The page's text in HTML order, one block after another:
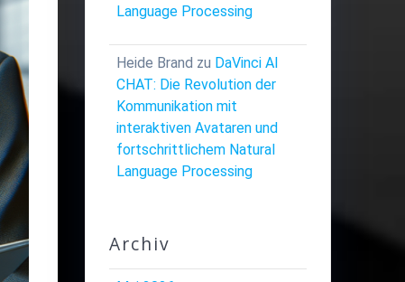
Language Processing
Heide Brand zu DaVinci AI
CHAT: Die Revolution der
Kommunikation mit
interaktiven Avataren und
fortschrittlichem Natural
Language Processing
Archiv